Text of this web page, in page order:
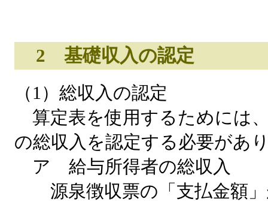
2 基礎収入の認定
（1）総収入の認定
算定表を使用するためには
の総収入を認定する必要があ
ア 給与所得者の総収入
源泉徴収票の「支払金額」